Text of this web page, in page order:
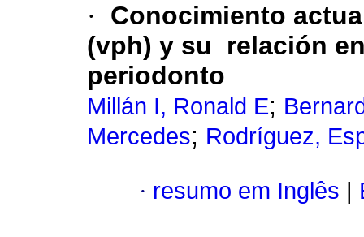
·
Conocimiento
(vph) y su relación
periodonto
Millán I, Ronald E;
Mercedes; Rodríguez,
· resumo em Inglês